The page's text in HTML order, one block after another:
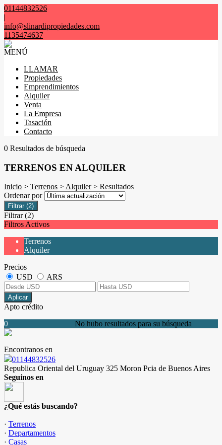
01144832526
|
info@slinardipropiedades.com
1135474637
MENÚ
LLAMAR
Propiedades
Emprendimientos
Alquiler
Venta
La Empresa
Tasación
Contacto
0 Resultados de búsqueda
TERRENOS EN ALQUILER
Inicio > Terrenos >Alquiler> Resultados
Ordenar por
Filtrar (2)
Filtrar (2)
Filtros Activos
Terrenos
Alquiler
Precios
USD
ARS
Aplicar
Apto crédito
No hubo resultados para su búsqueda
0
Encontranos en
01144832526
Republica Oriental del Uruguay 325 Moron Pcia de Buenos Aires
Seguinos en
¿Qué estás buscando?
· Terrenos
· Departamentos
· Casas